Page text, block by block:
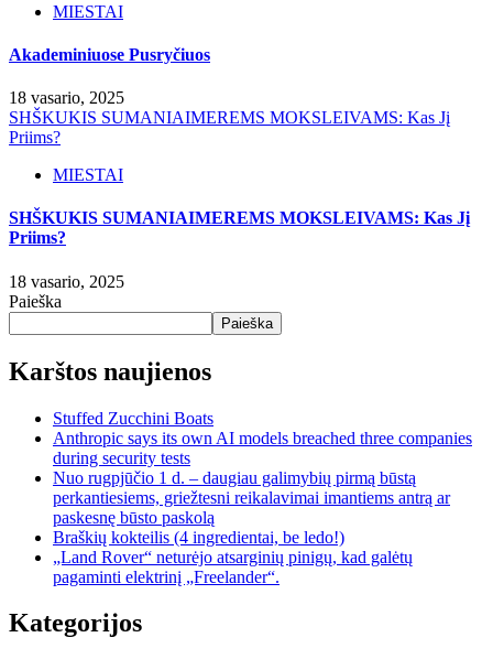
MIESTAI
Akademiniuose Pusryčiuos
18 vasario, 2025
SHŠKUKIS SUMANIAIMEREMS MOKSLEIVAMS: Kas Jį
Priims?
MIESTAI
SHŠKUKIS SUMANIAIMEREMS MOKSLEIVAMS: Kas Jį
Priims?
18 vasario, 2025
Paieška
Paieška
Karštos naujienos
Stuffed Zucchini Boats
Anthropic says its own AI models breached three companies
during security tests
Nuo rugpjūčio 1 d. – daugiau galimybių pirmą būstą
perkantiesiems, griežtesni reikalavimai imantiems antrą ar
paskesnę būsto paskolą
Braškių kokteilis (4 ingredientai, be ledo!)
„Land Rover“ neturėjo atsarginių pinigų, kad galėtų
pagaminti elektrinį „Freelander“.
Kategorijos